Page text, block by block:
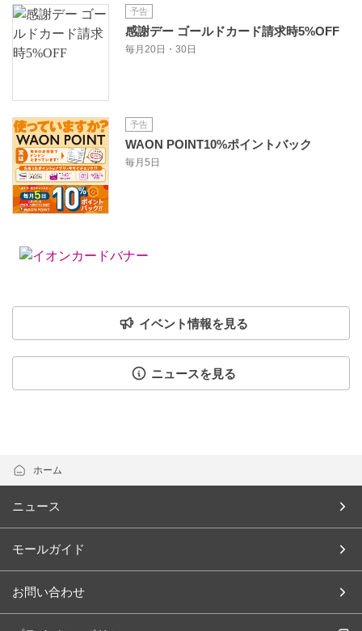
予告
感謝デー ゴールドカード請求時5%OFF
毎月20日・30日
予告
WAON POINT10%ポイントバック
毎月5日
イベント情報を見る
ニュースを見る
ホーム
ニュース
モールガイド
お問い合わせ